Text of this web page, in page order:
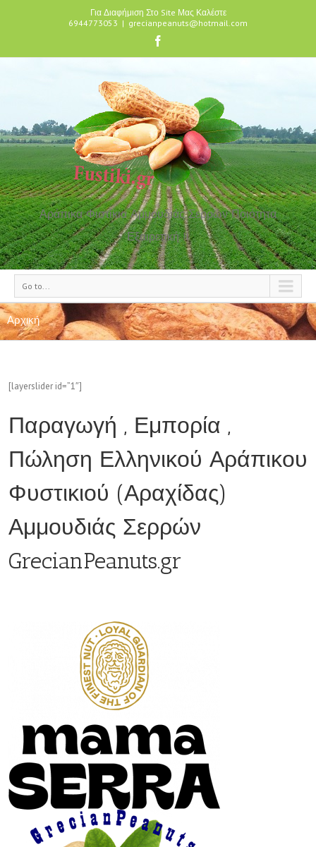
Για Διαφήμιση Στο Site Μας Καλέστε
6944773053 | grecianpeanuts@hotmail.com
Αράπικα Φιστίκια Αμμουδιάς Σερρών Ποιότητα
Εξαιρετική !!
Go to...
Αρχική
[layerslider id=”1″]
Παραγωγή , Εμπορία ,
Πώληση Ελληνικού Αράπικου
Φυστικιού (Αραχίδας)
Αμμουδιάς Σερρών
GrecianPeanuts.gr